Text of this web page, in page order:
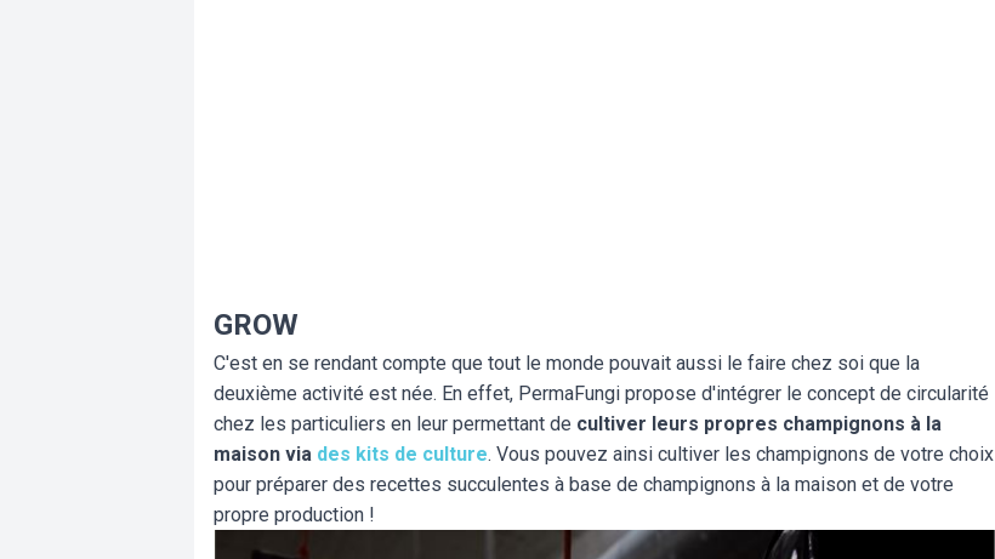
GROW
C'est en se rendant compte que tout le monde pouvait aussi le faire chez soi que la
deuxième activité est née. En effet, PermaFungi propose d'intégrer le concept de circularité
chez les particuliers en leur permettant de cultiver leurs propres champignons à la
maison via des kits de culture. Vous pouvez ainsi cultiver les champignons de votre choix
pour préparer des recettes succulentes à base de champignons à la maison et de votre
propre production !